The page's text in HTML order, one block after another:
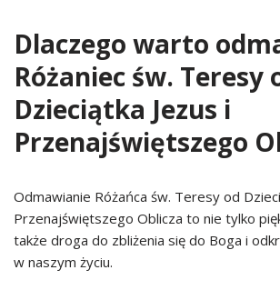
Dlaczego warto
Różaniec św. Teresy
Dzieciątka Jezus i
Przenajświętszego
Odmawianie Różańca św. Teresy od
Przenajświętszego Oblicza to nie tylko
także droga do zbliżenia się do Boga i
w naszym życiu.